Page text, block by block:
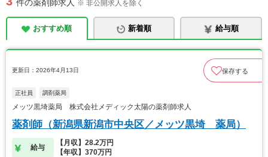
件の薬剤師求人 ※ 非公開求人を除く
おすすめ順 新着順 給与順
更新日：2026年4月13日 保存する
正社員 調剤薬局
メッツ黒埼薬局 株式会社メディック太陽の薬剤師求人
薬剤師（新潟県新潟市中央区／メッツ黒埼 薬局）
給与
【月収】28.2万円
【年収】370万円